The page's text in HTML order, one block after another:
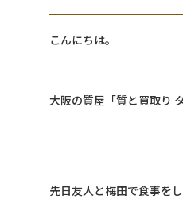
こんにちは。
大阪の質屋「質と買取り
先日友人と梅田で食事を